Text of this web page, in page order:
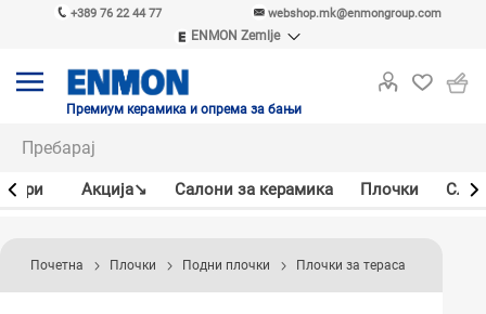
+389 76 22 44 77 webshop.mk@enmongroup.com
ENMON Zemlje
ENMON MKD
Премиум керамика и опрема за бањи
Акцијa↘ Салони за керамика Плочки
Почетна Плочки Подни плочки Плочки за тераса